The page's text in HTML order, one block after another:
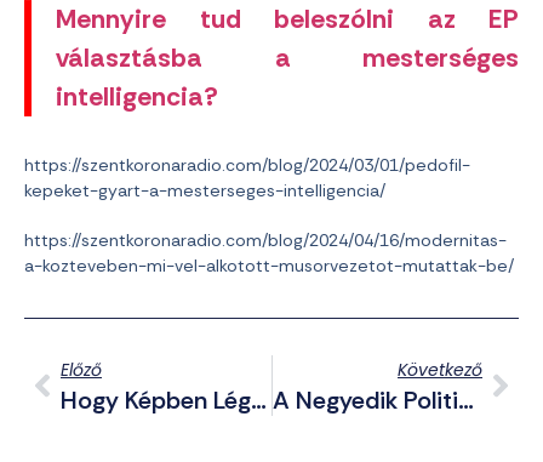
Mennyire tud beleszólni az EP
választásba a mesterséges
intelligencia?
https://szentkoronaradio.com/blog/2024/03/01/pedofil-
kepeket-gyart-a-mesterseges-intelligencia/
https://szentkoronaradio.com/blog/2024/04/16/modernitas-
a-kozteveben-mi-vel-alkotott-musorvezetot-mutattak-be/
Előző
Hogy Képben Légy A Világ Történéseivel (2024.04.15-16.)
Következő
A Negyedik Politikai Eszme Nélkül A Multipolarizmus Üres Váz